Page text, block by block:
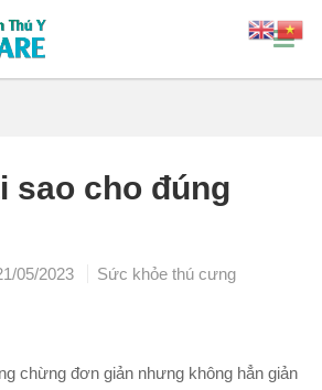
sao cho đúng
05/2023 Sức khỏe thú cưng
chừng đơn giản nhưng không hẳn giản